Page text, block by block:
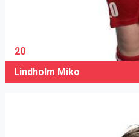
20
Lindholm Miko